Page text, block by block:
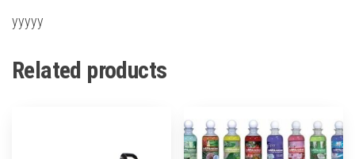
yyyyy
Related products